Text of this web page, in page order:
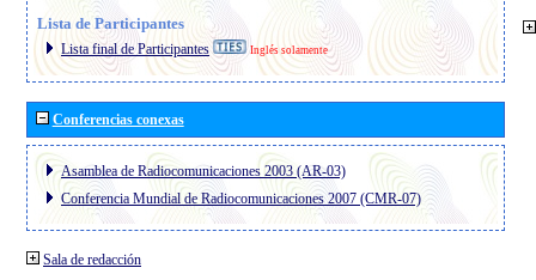
Lista de Participantes
Lista final de Participantes Inglés solamente
Conferencias conexas
Asamblea de Radiocomunicaciones 2003 (AR-03)
Conferencia Mundial de Radiocomunicaciones 2007 (CMR-07)
Sala de redacción